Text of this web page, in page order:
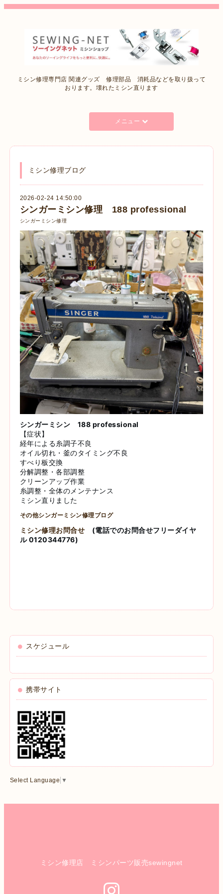
ミシン修理専門店 関連グッズ 修理部品 消耗品などを取り扱って
おります。壊れたミシン直ります
メニュー
ミシン修理ブログ
2026-02-24 14:50:00
シンガーミシン修理 188 professional
シンガーミシン修理
シンガーミシン 188 professional
【症状】
経年による糸調子不良
オイル切れ・釜のタイミング不良
すべり板交換
分解調整・各部調整
クリーンアップ作業
糸調整・全体のメンテナンス
ミシン直りました
その他シンガーミシン修理ブログ
ミシン修理お問合せ
(電話でのお問合せフリーダイヤ
ル 0120344776)
スケジュール
携帯サイト
Select Language ▼
ミシン修理店 ミシンパーツ販売sewingnet